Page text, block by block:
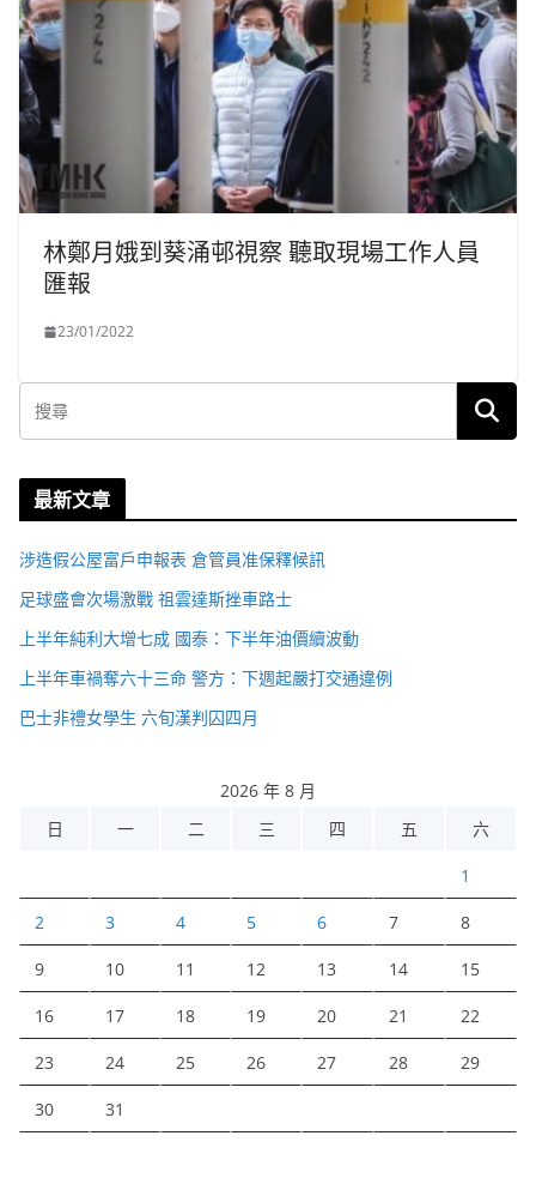
林鄭月娥到葵涌邨視察 聽取現場工作人員
匯報
23/01/2022
最新文章
涉造假公屋富戶申報表 倉管員准保釋候訊
足球盛會次場激戰 祖雲達斯挫車路士
上半年純利大增七成 國泰：下半年油價續波動
上半年車禍奪六十三命 警方：下週起嚴打交通違例
巴士非禮女學生 六旬漢判囚四月
2026 年 8 月
日
一 二 三 四 五 六
1
2 3 4 5 6 7 8
9 10 11 12 13 14 15
16 17 18 19 20 21 22
23 24 25 26 27 28 29
30 31